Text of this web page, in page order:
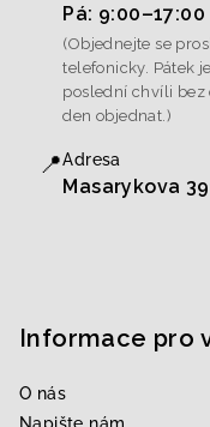
Pá: 9:00–17:00
(Objednejte se
telefonicky. Pátek
poslední chvíli bez
den objednat.)
📍Adresa
Masarykova
Informace pro
O nás